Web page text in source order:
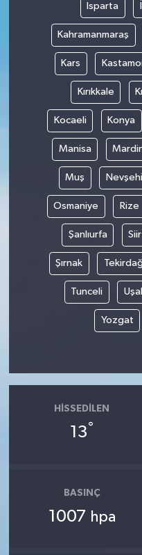
Isparta
Kahramanmaraş
Kars
Kırıkkale
Kocaeli Konya
Manisa
Muş
Osmaniye Rize
Şanlıurfa
Şırnak
Tunceli
Yozgat
HISSEDILEN
13°
BASINÇ
1007 hpa